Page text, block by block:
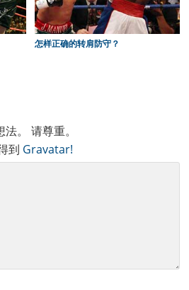
怎样正确的转肩防守？
。 请尊重。
到 Gravatar!